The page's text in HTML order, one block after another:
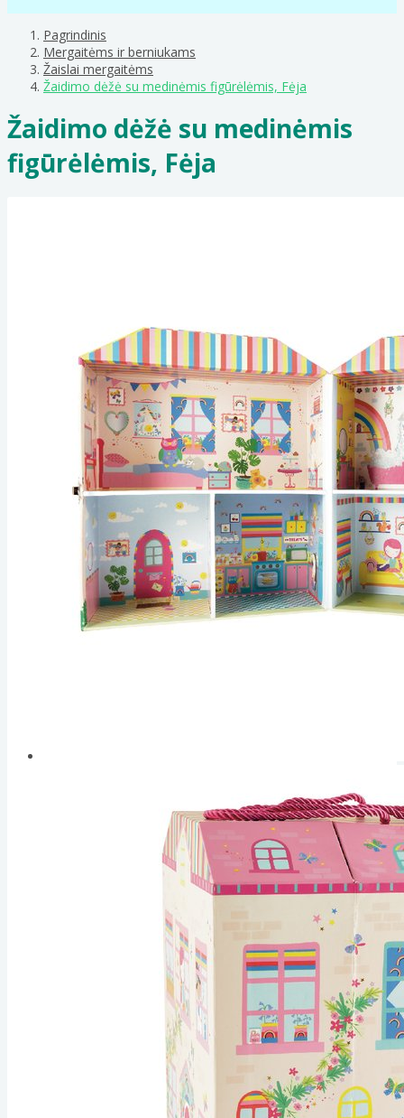
Pagrindinis
Mergaitėms ir berniukams
Žaislai mergaitėms
Žaidimo dėžė su medinėmis figūrėlėmis, Fėja
Žaidimo dėžė su medinėmis
figūrėlėmis, Fėja